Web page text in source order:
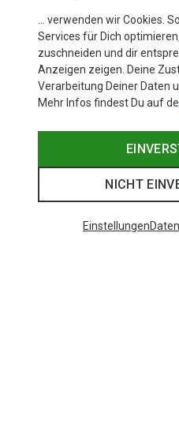
… verwenden wir Cookies.
Services für Dich
zuschneiden und dir
Anzeigen zeigen. Deine
Verarbeitung Deiner Daten
Mehr Infos findest Du auf
NICHT
Einstellungen